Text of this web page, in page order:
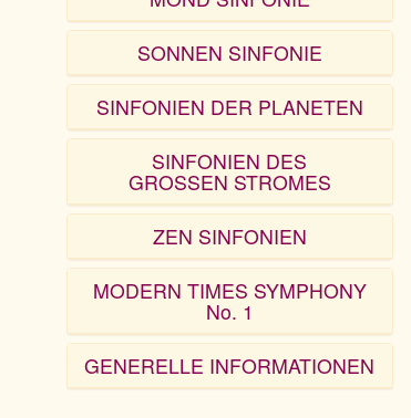
SONNEN SINFONIE
SINFONIEN DER PLANETEN
SINFONIEN DES
GROSSEN STROMES
ZEN SINFONIEN
MODERN TIMES SYMPHONY
No. 1
GENERELLE INFORMATIONEN